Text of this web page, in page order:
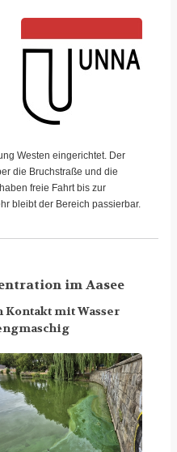
Westen eingerichtet. Der
die Bruchstraße und die
freie Fahrt bis zur
bleibt der Bereich passierbar.
im Aasee
mit Wasser